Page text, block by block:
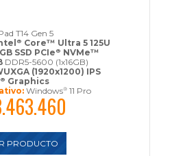
PRODUCTO
T14 Gen 5
® Core™ Ultra 5 125U
SSD PCIe ® NVMe™
DDR5-5600 (1x16GB)
(1920x1200) IPS
® Graphics
Windows® 11 Pro